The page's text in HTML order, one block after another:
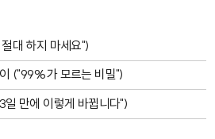
대 하지 마세요")
("99%가 모르는 비밀")
일 만에 이렇게 바뀝니다")